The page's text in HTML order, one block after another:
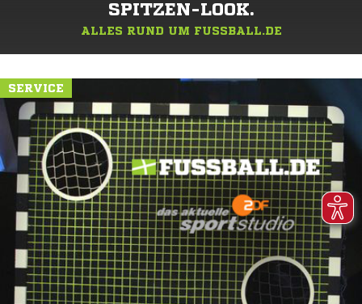
SPITZEN-LOOK.
ALLES RUND UM FUSSBALL.DE
SERVICE